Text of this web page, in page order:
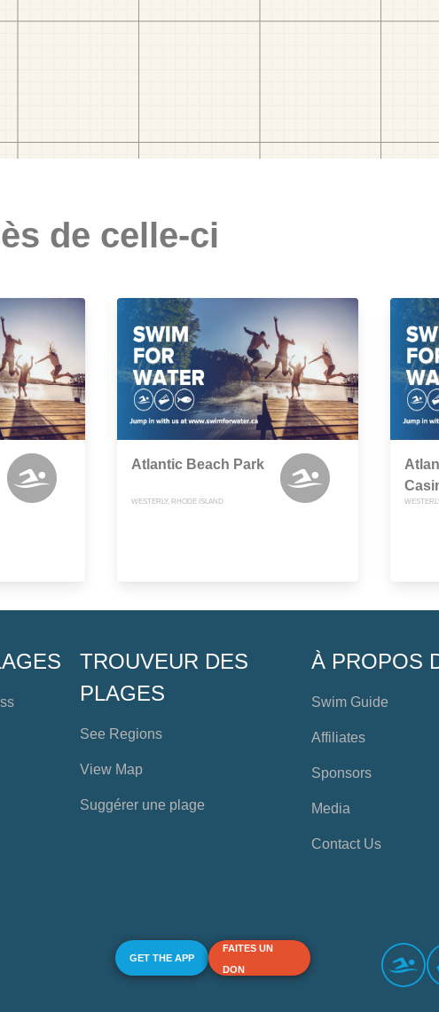
de celle-ci
Atlantic Beach Park
WESTERLY, RHODE ISLAND
TROUVEUR DES
PLAGES
See Regions
View Map
Suggérer une plage
À PROPOS
Swim Guide
Affiliates
Sponsors
Media
Contact Us
GET THE APP
FAITES UN
DON